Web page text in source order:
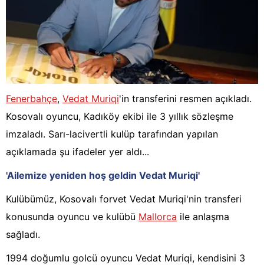
Fenerbahçe, Vedat Muriqi'in transferini resmen açıkladı.
Kosovalı oyuncu, Kadıköy ekibi ile 3 yıllık sözleşme
imzaladı. Sarı-lacivertli kulüp tarafından yapılan
açıklamada şu ifadeler yer aldı...
'Ailemize yeniden hoş geldin Vedat Muriqi'
Kulübümüz, Kosovalı forvet Vedat Muriqi'nin transferi
konusunda oyuncu ve kulübü Mallorca ile anlaşma
sağladı.
1994 doğumlu golcü oyuncu Vedat Muriqi, kendisini 3